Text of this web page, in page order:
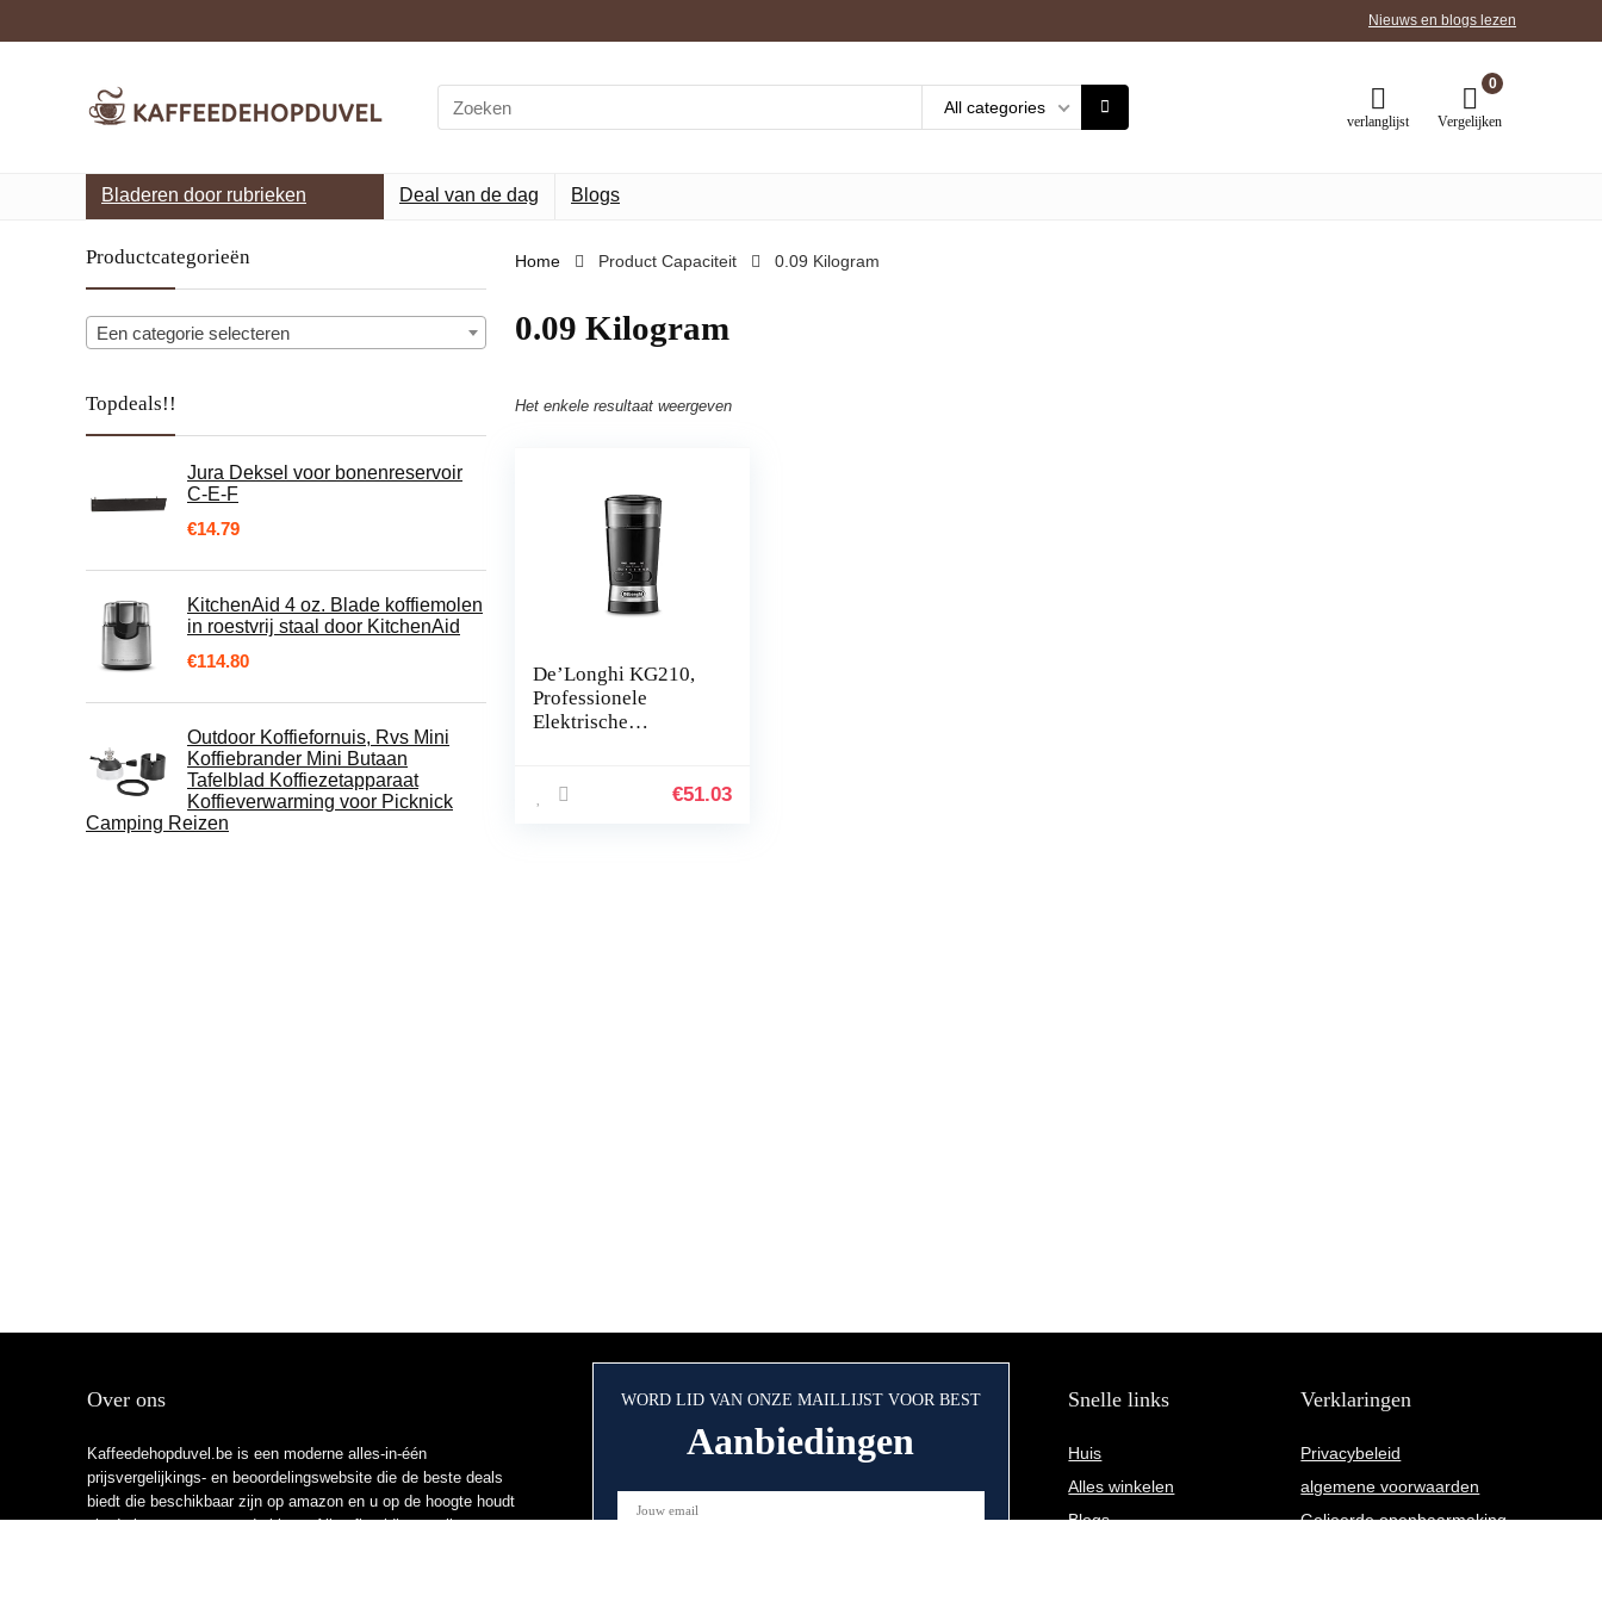
Nieuws en blogs lezen
Search
for:
All categories
verlanglijst
0
Vergelijken
Bladeren door rubrieken Deal van de dag Blogs
Productcategorieën
Een categorie selecteren
Topdeals!!
Jura Deksel voor bonenreservoir
C-E-F
€14.79
KitchenAid 4 oz. Blade koffiemolen
in roestvrij staal door KitchenAid
€114.80
Outdoor Koffiefornuis, Rvs Mini
Koffiebrander Mini Butaan
Tafelblad Koffiezetapparaat
Koffieverwarming voor Picknick
Camping Reizen
Home Product Capaciteit ‎0.09 Kilogram
‎0.09 Kilogram
Het enkele resultaat weergeven
De’Longhi KG210,
Professionele
Elektrische
Mesjes, Verstelbare
€51.03
Over ons
Kaffeedehopduvel.be is een moderne alles-in-één
prijsvergelijkings- en beoordelingswebsite die de beste deals
biedt die beschikbaar zijn op amazon en u op de hoogte houdt
via de laatst toegevoegde blogs. Alle afbeeldingen zijn
WORD LID VAN ONZE MAILLIJST VOOR BEST
Aanbiedingen
Snelle links
Huis
Alles winkelen
Blogs
Verklaringen
Privacybeleid
algemene voorwaarden
Gelieerde openbaarmaking